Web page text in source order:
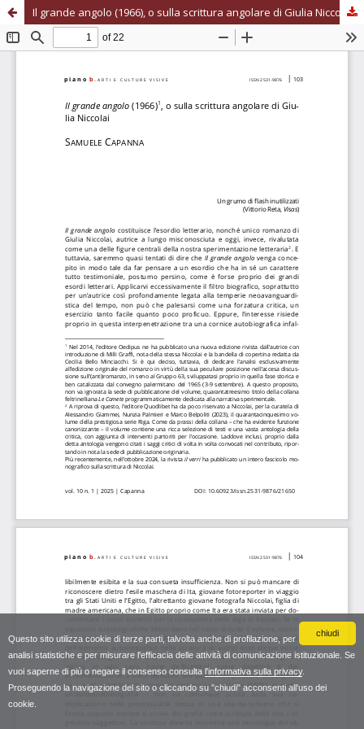
chiudi
Questo sito utilizza cookie di terze parti, talvolta anche di profilazione, per
analisi statistiche e per misurare l'efficacia delle attività di comunicazione istituzionale. Se
vuoi saperne di più o negare il consenso consulta l'informativa sulla privacy.
Proseguendo la navigazione del sito o cliccando su "chiudi" acconsenti all'uso dei
cookie.
Il grande angolo (1966), o sulla scrittura angolare di Giulia Niccolai